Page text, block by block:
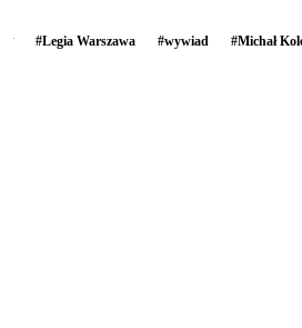
#Legia Warszawa #wywiad #Michał